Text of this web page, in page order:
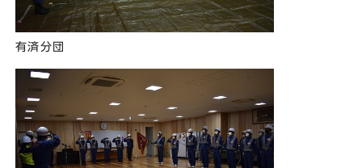
有済分団